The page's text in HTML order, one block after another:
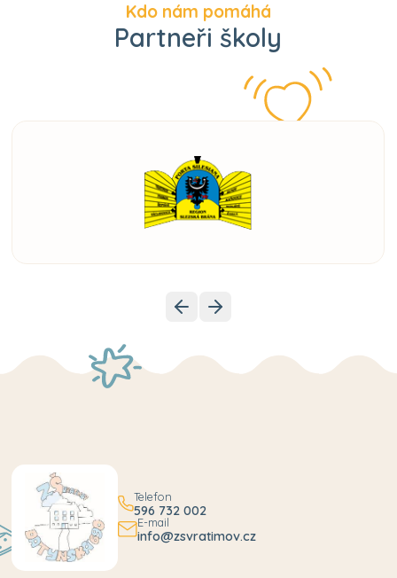
Kdo nám pomáhá
Partneři školy
Telefon
596 732 002
E-mail
info@zsvratimov.cz